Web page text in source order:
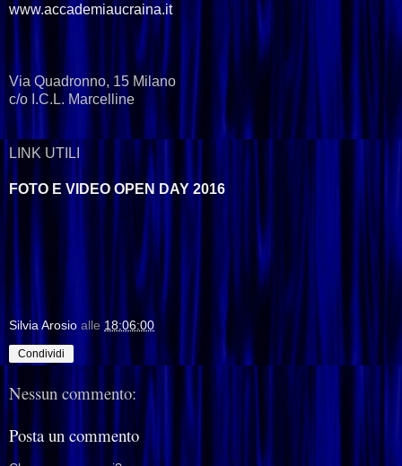
www.accademiaucraina.it
Via Quadronno, 15 Milano
c/o I.C.L. Marcelline
LINK UTILI
FOTO E VIDEO OPEN DAY 2016
Silvia Arosio alle 18:06:00
Condividi
Nessun commento:
Posta un commento